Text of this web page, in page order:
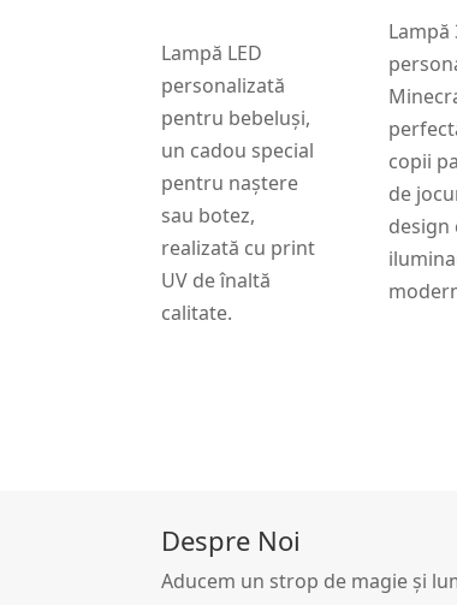
Lampă LED
personalizată
pentru bebeluși,
un cadou special
pentru naștere
sau botez,
realizată cu print
UV de înaltă
calitate.
Lampă
copii
de
design
Despre Noi
Aducem un strop de magie și